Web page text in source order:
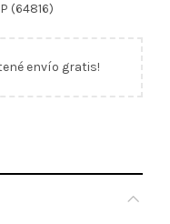
(64816)
envío gratis!